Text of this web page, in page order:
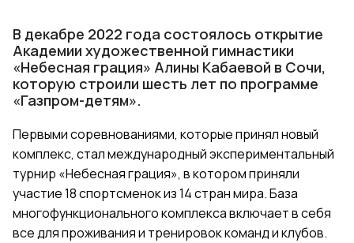
В декабре 2022 года состоялось открытие
Академии художественной гимнастики
«Небесная грация» Алины Кабаевой в Сочи,
которую строили шесть лет по программе
«Газпром-детям».
Первыми соревнованиями, которые принял новый
комплекс, стал международный экспериментальный
турнир «Небесная грация», в котором приняли
участие 18 спортсменок из 14 стран мира. База
многофункционального комплекса включает в себя
все для проживания и тренировок команд и клубов.